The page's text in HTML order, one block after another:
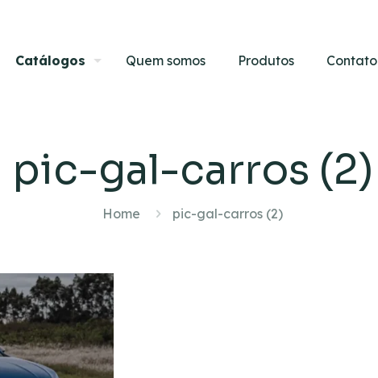
Catálogos Quem somos Produtos Contato
pic-gal-carros (2)
Home pic-gal-carros (2)